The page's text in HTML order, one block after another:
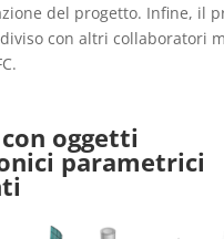
del progetto. Infine, il
con altri collaboratori
oggetti
parametrici